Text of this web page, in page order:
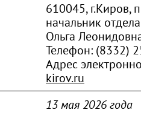
610045, г.Киров,
начальник
Ольга
Телефон: (8332)
Адрес
kirov.ru
13 мая 2026 года